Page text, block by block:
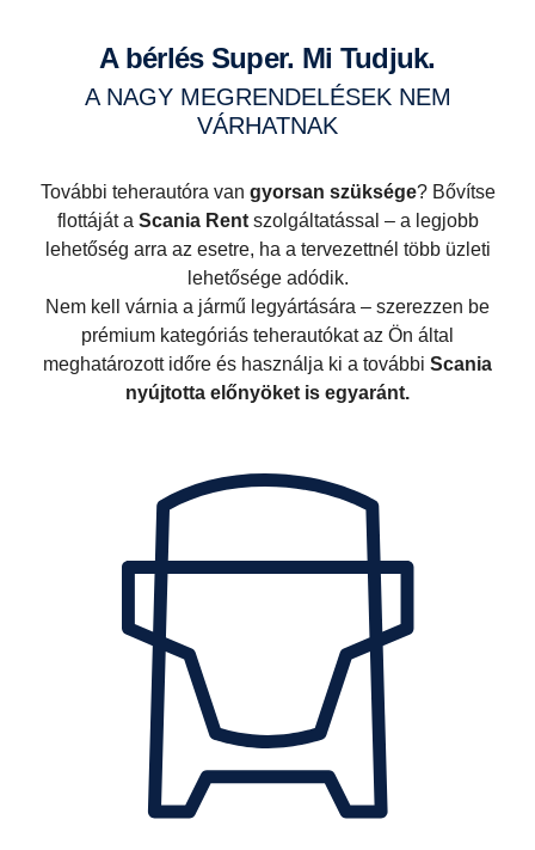
A bérlés Super. Mi Tudjuk.
A NAGY MEGRENDELÉSEK NEM
VÁRHATNAK
További teherautóra van gyorsan szüksége? Bővítse
flottáját a Scania Rentszolgáltatással – a legjobb
lehetőség arra az esetre, ha a tervezettnél több üzleti
lehetősége adódik.
Nem kell várnia a jármű legyártására – szerezzen be
prémium kategóriás teherautókat az Ön által
meghatározott időre és használja ki a további Scania
nyújtotta előnyöket is egyaránt.